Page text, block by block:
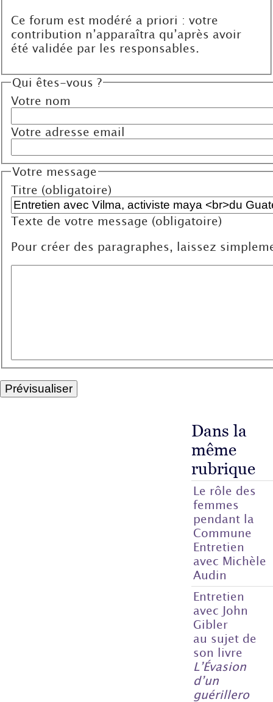
Ce forum est modéré a priori : votre
contribution n’apparaîtra qu’après avoir
été validée par les responsables.
Qui êtes-vous ?
Votre nom
Votre adresse email
Votre message
Titre (obligatoire)
Texte de votre message (obligatoire)
Pour créer des paragraphes, laissez
Dans la
même
rubrique
Le rôle des
femmes
pendant la
Commune
Entretien
avec Michèle
Audin
Entretien
avec John
Gibler
au sujet de
son livre
L’Évasion
d’un
guérillero